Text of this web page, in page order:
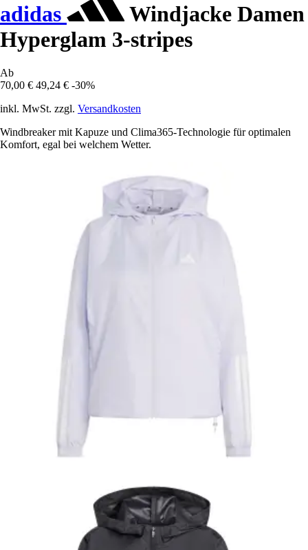
adidas
Windjacke Damen
Hyperglam 3-stripes
Ab
70,00 € 49,24 € -30%
inkl. MwSt. zzgl. Versandkosten
Windbreaker mit Kapuze und Clima365-Technologie für optimalen
Komfort, egal bei welchem Wetter.